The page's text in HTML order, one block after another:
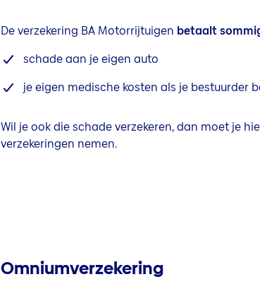
De verzekering BA Motorrijtuigen betaalt
schade aan je eigen auto
je eigen medische kosten als je bestuurder
Wil je ook die schade verzekeren, dan moet je
verzekeringen nemen.
Omniumverzekering